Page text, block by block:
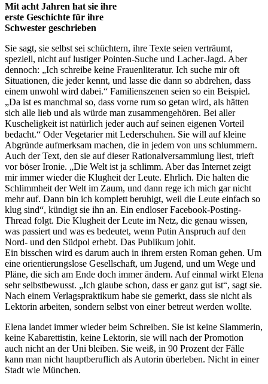
Mit acht Jahren hat sie ihre
erste Geschichte für ihre
Schwester geschrieben
Sie sagt, sie selbst sei schüchtern, ihre Texte seien verträumt,
speziell, nicht auf lustiger Pointen-Suche und Lacher-Jagd. Aber
dennoch: „Ich schreibe keine Frauenliteratur. Ich suche mir oft
Situationen, die jeder kennt, und lasse die dann so abdrehen, dass
einem unwohl wird dabei.“ Familienszenen seien so ein Beispiel.
„Da ist es manchmal so, dass vorne rum so getan wird, als hätten
sich alle lieb und als würde man zusammengehören. Bei aller
Kuscheligkeit ist natürlich jeder auch auf seinen eigenen Vorteil
bedacht.“ Oder Vegetarier mit Lederschuhen. Sie will auf kleine
Abgründe aufmerksam machen, die in jedem von uns schlummern.
Auch der Text, den sie auf dieser Rationalversammlung liest, trieft
vor böser Ironie. „Die Welt ist ja schlimm. Aber das Internet zeigt
mir immer wieder die Klugheit der Leute. Ehrlich. Die halten die
Schlimmheit der Welt im Zaum, und dann rege ich mich gar nicht
mehr auf. Dann bin ich komplett beruhigt, weil die Leute einfach so
klug sind“, kündigt sie ihn an. Ein endloser Facebook-Posting-
Thread folgt. Die Klugheit der Leute im Netz, die genau wissen,
was passiert und was es bedeutet, wenn Putin Anspruch auf den
Nord- und den Südpol erhebt. Das Publikum johlt.
Ein bisschen wird es darum auch in ihrem ersten Roman gehen. Um
eine orientierungslose Gesellschaft, um Jugend, und um Wege und
Pläne, die sich am Ende doch immer ändern. Auf einmal wirkt Elena
sehr selbstbewusst. „Ich glaube schon, dass er ganz gut ist“, sagt sie.
Nach einem Verlagspraktikum habe sie gemerkt, dass sie nicht als
Lektorin arbeiten, sondern selbst von einer betreut werden wollte.
Elena landet immer wieder beim Schreiben. Sie ist keine Slammerin,
keine Kabarettistin, keine Lektorin, sie will nach der Promotion
auch nicht an der Uni bleiben. Sie weiß, in 90 Prozent der Fälle
kann man nicht hauptberuflich als Autorin überleben. Nicht in einer
Stadt wie München.